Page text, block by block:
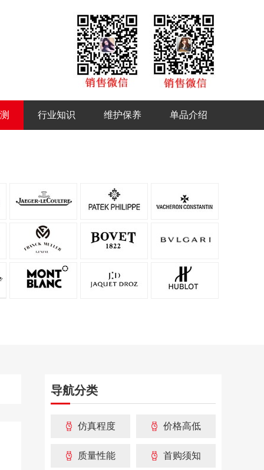
行业知识 维护保养 单品介绍
导航分类
仿真程度 价格高低
质量性能 首购须知